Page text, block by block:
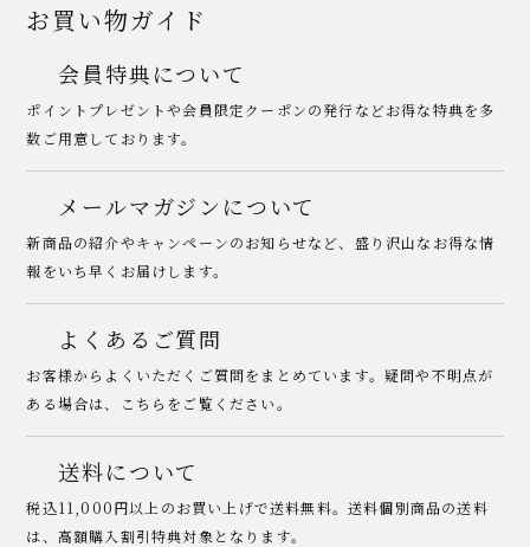
お買い物ガイド
会員特典について
ポイントプレゼントや会員限定クーポンの発行などお得な特典を多
数ご用意しております。
メールマガジンについて
新商品の紹介やキャンペーンのお知らせなど、盛り沢山なお得な情
報をいち早くお届けします。
よくあるご質問
お客様からよくいただくご質問をまとめています。疑問や不明点が
ある場合は、こちらをご覧ください。
送料について
税込11,000円以上のお買い上げで送料無料。送料個別商品の送料
は、高額購入割引特典対象となります。